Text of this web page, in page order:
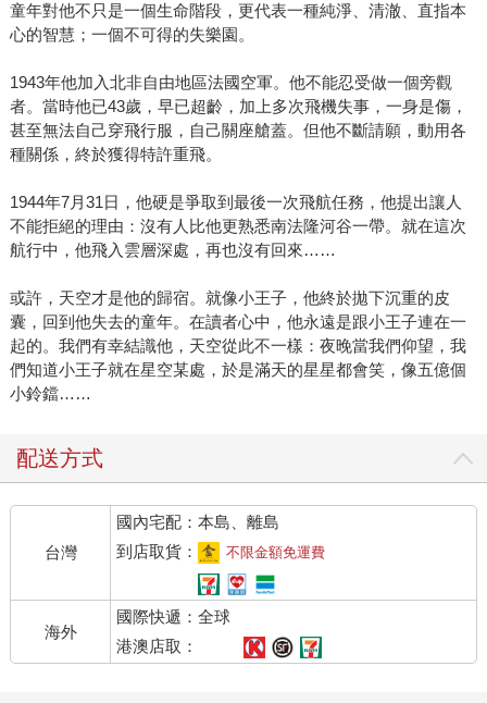
童年對他不只是一個生命階段，更代表一種純淨、清澈、直指本
心的智慧；一個不可得的失樂園。
1943年他加入北非自由地區法國空軍。他不能忍受做一個旁觀
者。當時他已43歲，早已超齡，加上多次飛機失事，一身是傷，
甚至無法自己穿飛行服，自己關座艙蓋。但他不斷請願，動用各
種關係，終於獲得特許重飛。
1944年7月31日，他硬是爭取到最後一次飛航任務，他提出讓人
不能拒絕的理由：沒有人比他更熟悉南法隆河谷一帶。就在這次
航行中，他飛入雲層深處，再也沒有回來……
或許，天空才是他的歸宿。就像小王子，他終於拋下沉重的皮
囊，回到他失去的童年。在讀者心中，他永遠是跟小王子連在一
起的。我們有幸結識他，天空從此不一樣：夜晚當我們仰望，我
們知道小王子就在星空某處，於是滿天的星星都會笑，像五億個
小鈴鐺……
配送方式
台灣
國內宅配：本島、離島
到店取貨：
不限金額免運費
海外
國際快遞：全球
港澳店取：